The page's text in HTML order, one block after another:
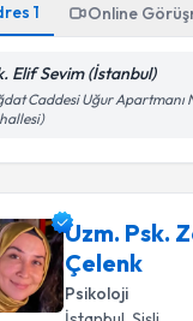
1 Online
Elif Sevim (İstanbul)
Caddesi Uğur Apartmanı
Uzm. Psk.
Çelenk
Psikoloji